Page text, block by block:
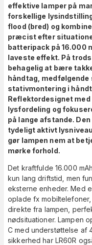
effektive lamper på
forskellige
flood (bred) og
præcist efter
batteripack på 16.000
laveste effekt. På
behagelig at bære
håndtag,
stativmontering i
Reflektordesignet
lysfordeling og
på lange afstande.
tydeligt aktivt
gør lampen nem at
mørke forhold.
Det kraftfulde 16.000
kun lang driftstid, men
eksterne enheder. Med
oplade fx
direkte fra lampen,
nødsituationer. Lampen
C med understøttelse af
sikkerhed har LR60R